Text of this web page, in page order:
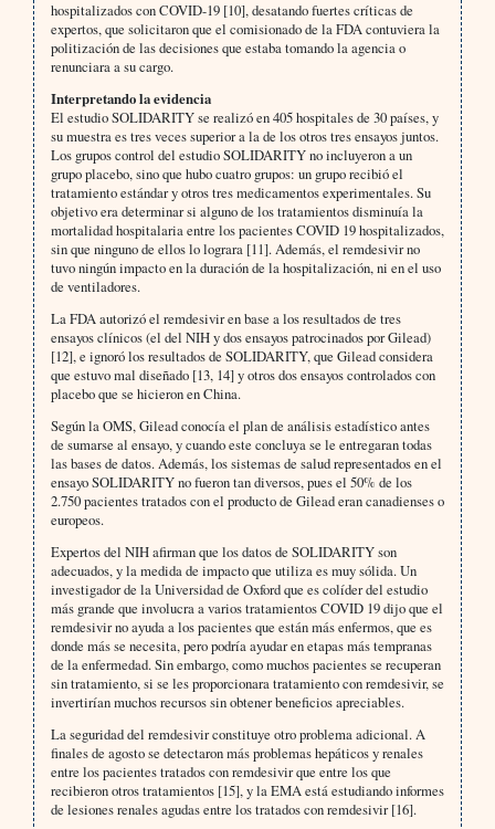
hospitalizados con COVID-19 [10], desatando fuertes críticas de
expertos, que solicitaron que el comisionado de la FDA contuviera la
politización de las decisiones que estaba tomando la agencia o
renunciara a su cargo.
Interpretando la evidencia
El estudio SOLIDARITY se realizó en 405 hospitales de 30 países, y
su muestra es tres veces superior a la de los otros tres ensayos juntos.
Los grupos control del estudio SOLIDARITY no incluyeron a un
grupo placebo, sino que hubo cuatro grupos: un grupo recibió el
tratamiento estándar y otros tres medicamentos experimentales. Su
objetivo era determinar si alguno de los tratamientos disminuía la
mortalidad hospitalaria entre los pacientes COVID 19 hospitalizados,
sin que ninguno de ellos lo lograra [11]. Además, el remdesivir no
tuvo ningún impacto en la duración de la hospitalización, ni en el uso
de ventiladores.
La FDA autorizó el remdesivir en base a los resultados de tres
ensayos clínicos (el del NIH y dos ensayos patrocinados por Gilead)
[12], e ignoró los resultados de SOLIDARITY, que Gilead considera
que estuvo mal diseñado [13, 14] y otros dos ensayos controlados con
placebo que se hicieron en China.
Según la OMS, Gilead conocía el plan de análisis estadístico antes
de sumarse al ensayo, y cuando este concluya se le entregaran todas
las bases de datos. Además, los sistemas de salud representados en el
ensayo SOLIDARITY no fueron tan diversos, pues el 50% de los
2.750 pacientes tratados con el producto de Gilead eran canadienses o
europeos.
Expertos del NIH afirman que los datos de SOLIDARITY son
adecuados, y la medida de impacto que utiliza es muy sólida. Un
investigador de la Universidad de Oxford que es colíder del estudio
más grande que involucra a varios tratamientos COVID 19 dijo que el
remdesivir no ayuda a los pacientes que están más enfermos, que es
donde más se necesita, pero podría ayudar en etapas más tempranas
de la enfermedad. Sin embargo, como muchos pacientes se recuperan
sin tratamiento, si se les proporcionara tratamiento con remdesivir, se
invertirían muchos recursos sin obtener beneficios apreciables.
La seguridad del remdesivir constituye otro problema adicional. A
finales de agosto se detectaron más problemas hepáticos y renales
entre los pacientes tratados con remdesivir que entre los que
recibieron otros tratamientos [15], y la EMA está estudiando informes
de lesiones renales agudas entre los tratados con remdesivir [16].